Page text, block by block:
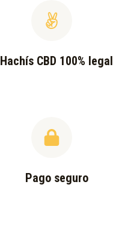
Hachís CBD 100% legal
Pago seguro